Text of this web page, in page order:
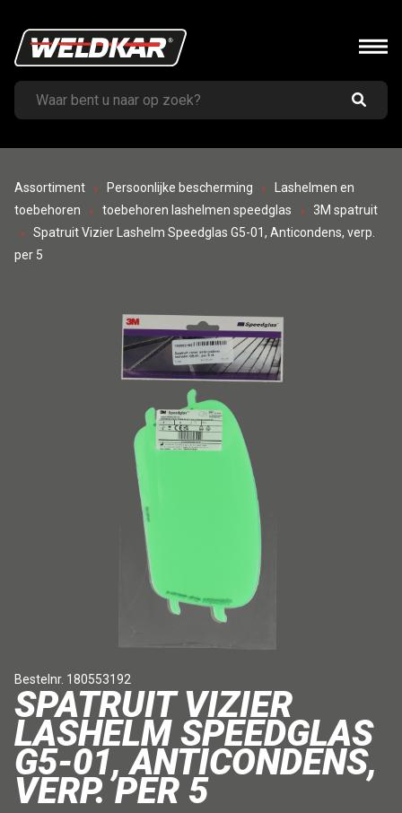
Assortiment Persoonlijke bescherming
Lashelmen en
toebehoren
toebehoren lashelmen speedglas
3M spatruit
Spatruit Vizier Lashelm Speedglas G5-01, Anticondens, verp.
per 5
Bestelnr. 180553192
SPATRUIT VIZIER
LASHELM SPEEDGLAS
G5-01, ANTICONDENS,
VERP. PER 5